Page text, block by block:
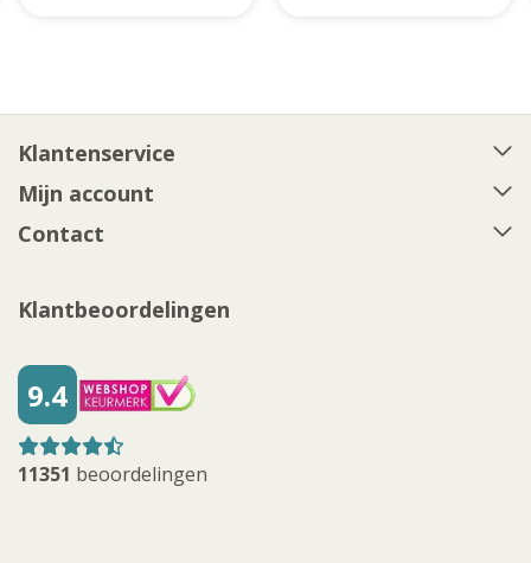
Klantenservice
Mijn account
Contact
Klantbeoordelingen
9.4
11351 beoordelingen